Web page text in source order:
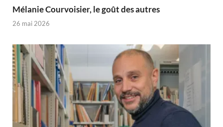
Mélanie Courvoisier, le goût des autres
26 mai 2026